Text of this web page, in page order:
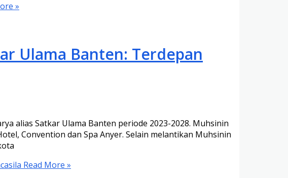
»
Ulama Banten: Terdepan
alias Satkar Ulama Banten periode 2023-2028. Muhsinin
Convention dan Spa Anyer. Selain melantikan Muhsinin
Read More »